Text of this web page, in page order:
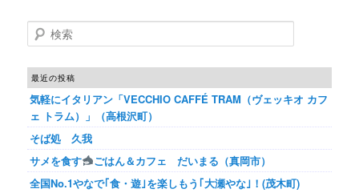
検索
最近の投稿
気軽にイタリアン「VECCHIO CAFFÉ TRAM（ヴェッキオ カフ
ェ トラム）」（高根沢町）
そば処 久我
サメを食す
ごはん＆カフェ だいまる（真岡市）
全国No.1やなで｢食・遊｣を楽しもう｢大瀬やな｣！(茂木町)